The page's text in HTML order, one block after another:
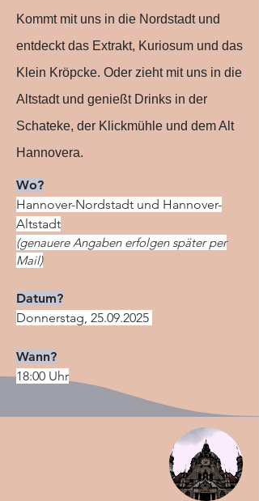
Kommt mit uns in die Nordstadt und
entdeckt das Extrakt, Kuriosum und das
Klein Kröpcke. Oder zieht mit uns in die
Altstadt und genießt Drinks in der
Schateke, der Klickmühle und dem Alt
Hannovera.
Wo?
Hannover-Nordstadt und Hannover-
Altstadt
(genauere Angaben erfolgen später per
Mail)
Datum?
Donnerstag, 25.09.2025
Wann?
18:00 Uhr